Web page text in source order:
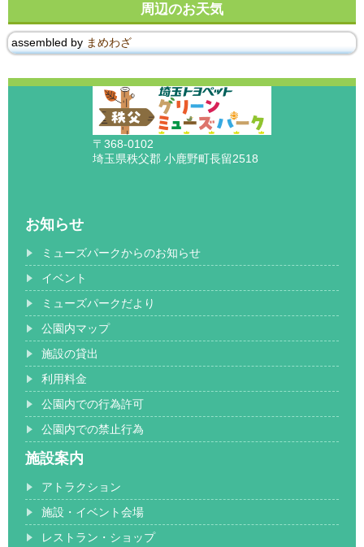
周辺のお天気
assembled by まめわざ
〒368-0102
埼玉県秩父郡 小鹿野町長留2518
お知らせ
ミューズパークからのお知らせ
イベント
ミューズパークだより
公園内マップ
施設の貸出
利用料金
公園内での行為許可
公園内での禁止行為
施設案内
アトラクション
施設・イベント会場
レストラン・ショップ